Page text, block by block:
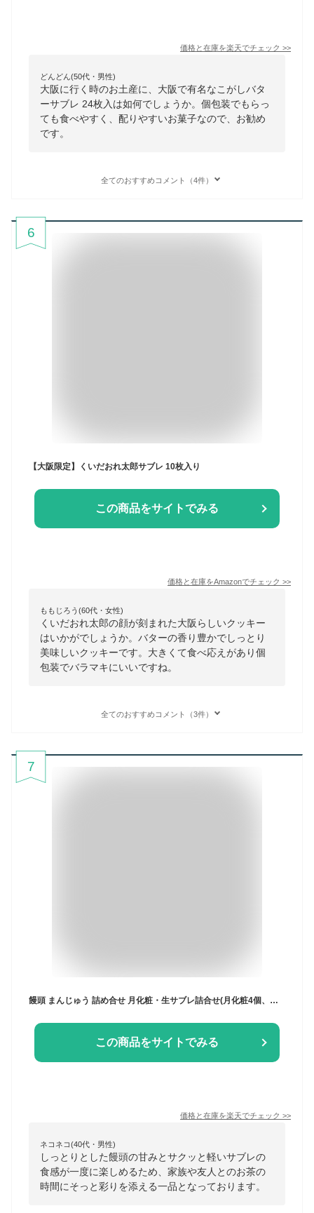
価格と在庫を楽天でチェック >>
どんどん(50代・男性)
大阪に行く時のお土産に、大阪で有名なこがしバタ
ーサブレ 24枚入は如何でしょうか。個包装でもらっ
ても食べやすく、配りやすいお菓子なので、お勧め
です。
全てのおすすめコメント（4件）
6
【大阪限定】くいだおれ太郎サブレ 10枚入り
この商品をサイトでみる
価格と在庫をAmazonでチェック >>
ももじろう(60代・女性)
くいだおれ太郎の顔が刻まれた大阪らしいクッキー
はいかがでしょうか。バターの香り豊かでしっとり
美味しいクッキーです。大きくて食べ応えがあり個
包装でバラマキにいいですね。
全てのおすすめコメント（3件）
7
饅頭 まんじゅう 詰め合せ 月化粧・生サブレ詰合せ(月化粧4個、伊右衛門月化粧4個、月化粧生サブレ12個) 和菓子 洋菓子 プレゼント 進物 贈り物 贈答用 大阪土産 お菓子
この商品をサイトでみる
価格と在庫を楽天でチェック >>
ネコネコ(40代・男性)
しっとりとした饅頭の甘みとサクッと軽いサブレの
食感が一度に楽しめるため、家族や友人とのお茶の
時間にそっと彩りを添える一品となっております。